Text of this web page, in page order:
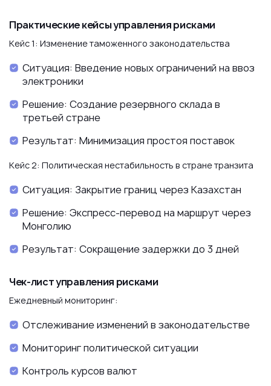
Практические кейсы управления рисками
Кейс 1: Изменение таможенного законодательства
Ситуация: Введение новых ограничений на ввоз
электроники
Решение: Создание резервного склада в
третьей стране
Результат: Минимизация простоя поставок
Кейс 2: Политическая нестабильность в стране транзита
Ситуация: Закрытие границ через Казахстан
Решение: Экспресс-перевод на маршрут через
Монголию
Результат: Сокращение задержки до 3 дней
Чек-лист управления рисками
Ежедневный мониторинг:
Отслеживание изменений в законодательстве
Мониторинг политической ситуации
Контроль курсов валют